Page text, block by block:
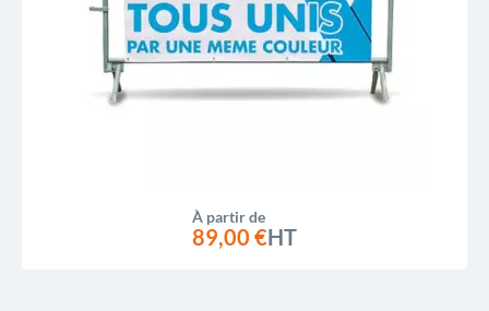
À partir de
89,00 €HT